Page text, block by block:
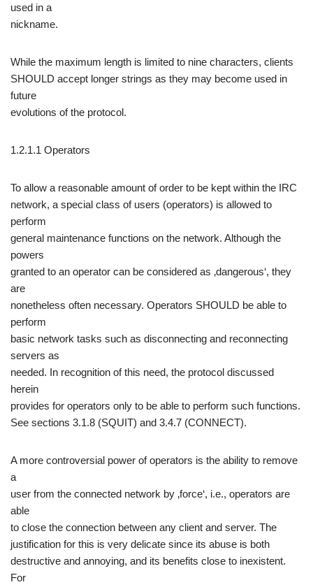
used in a
nickname.
While the maximum length is limited to nine characters, clients
SHOULD accept longer strings as they may become used in
future
evolutions of the protocol.
1.2.1.1 Operators
To allow a reasonable amount of order to be kept within the IRC
network, a special class of users (operators) is allowed to
perform
general maintenance functions on the network. Although the
powers
granted to an operator can be considered as ‚dangerous‘, they
are
nonetheless often necessary. Operators SHOULD be able to
perform
basic network tasks such as disconnecting and reconnecting
servers as
needed. In recognition of this need, the protocol discussed
herein
provides for operators only to be able to perform such functions.
See sections 3.1.8 (SQUIT) and 3.4.7 (CONNECT).
A more controversial power of operators is the ability to remove
a
user from the connected network by ‚force‘, i.e., operators are
able
to close the connection between any client and server. The
justification for this is very delicate since its abuse is both
destructive and annoying, and its benefits close to inexistent.
For